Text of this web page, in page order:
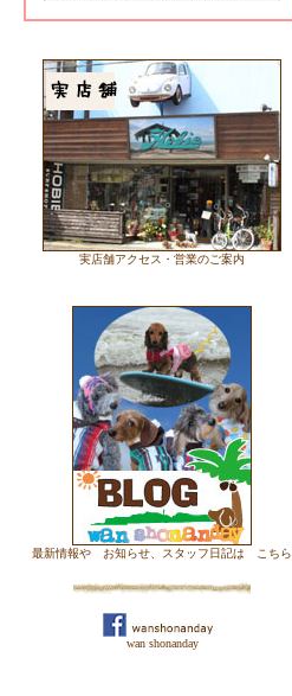
実店舗アクセス・営業のご案内
最新情報や お知らせ、スタッフ日記は こちら
wan shonanday